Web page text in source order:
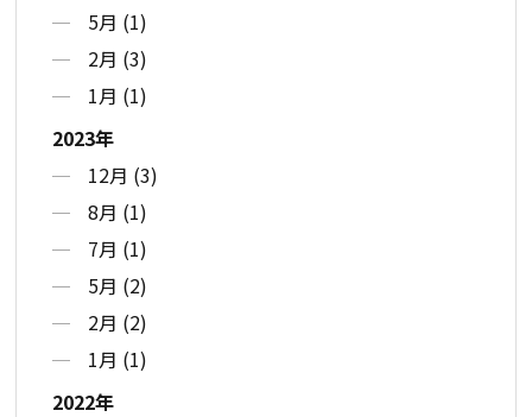
5月 (1)
2月 (3)
1月 (1)
2023年
12月 (3)
8月 (1)
7月 (1)
5月 (2)
2月 (2)
1月 (1)
2022年